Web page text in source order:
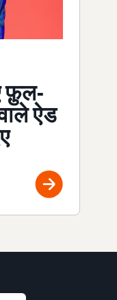
फ़ुल-
ऐड